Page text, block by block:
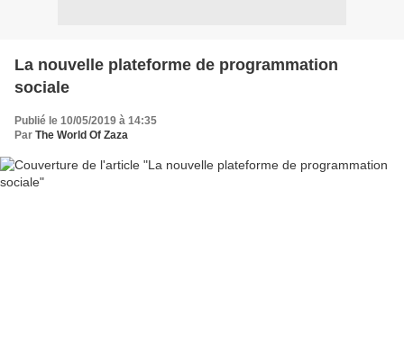
La nouvelle plateforme de programmation
sociale
Publié le 10/05/2019 à 14:35
Par The World Of Zaza